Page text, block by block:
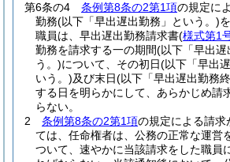
第6条の4
条例第8条の2第1項の規定に
勤務(以下「早出遅出勤務」という。)
職員は、早出遅出勤務請求書(様式第1
勤務を請求する一の期間(以下「早出
う。)について、その初日(以下「早出
いう。)及び末日(以下「早出遅出勤務
する日を明らかにして、あらかじめ請
らない。
2
条例第8条の2第1項の規定による請求
ては、任命権者は、公務の正常な運営
ついて、速やかに当該請求をした職員